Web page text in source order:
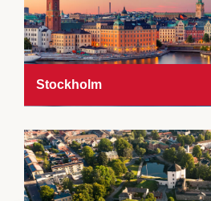
Stockholm